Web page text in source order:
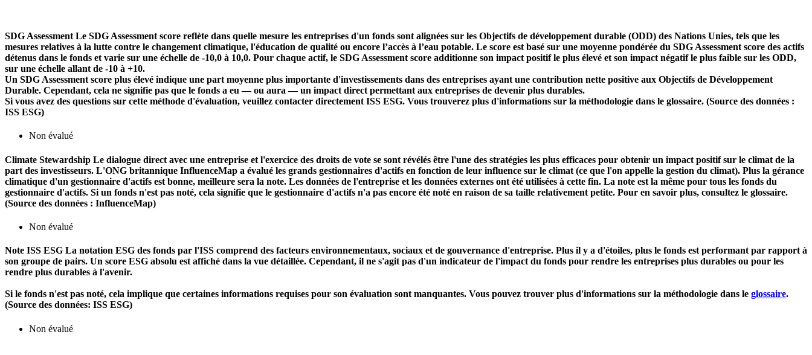
SDG Assessment Le SDG Assessment score reflète dans quelle mesure les entreprises d'un fonds sont alignées sur les Objectifs de développement durable (ODD) des Nations Unies, tels que les
mesures relatives à la lutte contre le changement climatique, l'éducation de qualité ou encore l’accès à l’eau potable. Le score est basé sur une moyenne pondérée du SDG Assessment score des actifs
détenus dans le fonds et varie sur une échelle de -10,0 à 10,0. Pour chaque actif, le SDG Assessment score additionne son impact positif le plus élevé et son impact négatif le plus faible sur les ODD,
sur une échelle allant de -10 à +10.
Un SDG Assessment score plus élevé indique une part moyenne plus importante d'investissements dans des entreprises ayant une contribution nette positive aux Objectifs de Développement
Durable. Cependant, cela ne signifie pas que le fonds a eu — ou aura — un impact direct permettant aux entreprises de devenir plus durables.
Si vous avez des questions sur cette méthode d'évaluation, veuillez contacter directement ISS ESG. Vous trouverez plus d'informations sur la méthodologie dans le glossaire. (Source des données :
ISS ESG)
Non évalué
Climate Stewardship Le dialogue direct avec une entreprise et l'exercice des droits de vote se sont révélés être l'une des stratégies les plus efficaces pour obtenir un impact positif sur le climat de la
part des investisseurs. L'ONG britannique InfluenceMap a évalué les grands gestionnaires d'actifs en fonction de leur influence sur le climat (ce que l'on appelle la gestion du climat). Plus la gérance
climatique d'un gestionnaire d'actifs est bonne, meilleure sera la note. Les données de l'entreprise et les données externes ont été utilisées à cette fin. La note est la même pour tous les fonds du
gestionnaire d'actifs. Si un fonds n'est pas noté, cela signifie que le gestionnaire d'actifs n'a pas encore été noté en raison de sa taille relativement petite. Pour en savoir plus, consultez le glossaire.
(Source des données : InfluenceMap)
Non évalué
Note ISS ESG La notation ESG des fonds par l'ISS comprend des facteurs environnementaux, sociaux et de gouvernance d'entreprise. Plus il y a d'étoiles, plus le fonds est performant par rapport à
son groupe de pairs. Un score ESG absolu est affiché dans la vue détaillée. Cependant, il ne s'agit pas d'un indicateur de l'impact du fonds pour rendre les entreprises plus durables ou pour les
rendre plus durables à l'avenir.
Si le fonds n'est pas noté, cela implique que certaines informations requises pour son évaluation sont manquantes. Vous pouvez trouver plus d'informations sur la méthodologie dans le glossaire.
(Source des données: ISS ESG)
Non évalué